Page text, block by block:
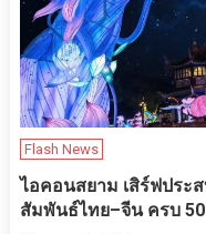
Flash News
ไอคอนสยาม เสิร์ฟประ
สัมพันธ์ไทย–จีน ครบ